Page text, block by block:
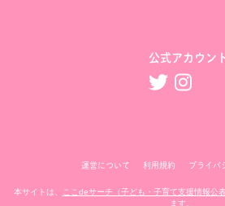
公式アカウント
運営について 利用規約 プライバ
本サイトは、 ここdeサーチ（子ども・子育て支援情報公表
ます。